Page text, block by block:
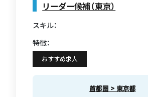
リーダー候補（東京）
スキル：
特徴：
おすすめ求人
首都圏 > 東京都